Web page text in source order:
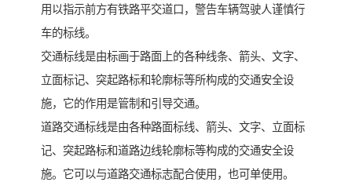
用以指示前方有铁路平交道口，警告车辆驾驶人谨慎行
车的标线。
交通标线是由标画于路面上的各种线条、箭头、文字、
立面标记、突起路标和轮廓标等所构成的交通安全设
施，它的作用是管制和引导交通。
道路交通标线是由各种路面标线、箭头、文字、立面标
记、突起路标和道路边线轮廓标等构成的交通安全设
施。它可以与道路交通标志配合使用，也可单使用。